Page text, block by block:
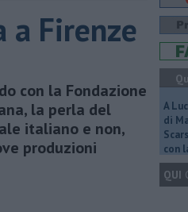
a Firenze
con la Fondazione
la perla del
italiano e non,
produzioni
A
di
con
QUI